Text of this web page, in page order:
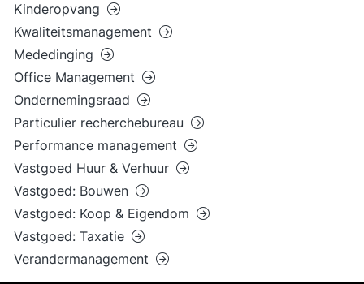
Kinderopvang
Kwaliteitsmanagement
Mededinging
Office Management
Ondernemingsraad
Particulier recherchebureau
Performance management
Vastgoed Huur & Verhuur
Vastgoed: Bouwen
Vastgoed: Koop & Eigendom
Vastgoed: Taxatie
Verandermanagement